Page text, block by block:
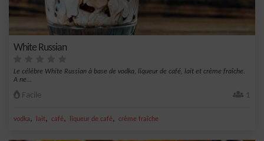
White Russian
Le célèbre White Russian à base de vodka, liqueur de café, lait et crème fraîche.
A ne...
Facile 1
vodka, lait, café, liqueur de café, crème fraîche